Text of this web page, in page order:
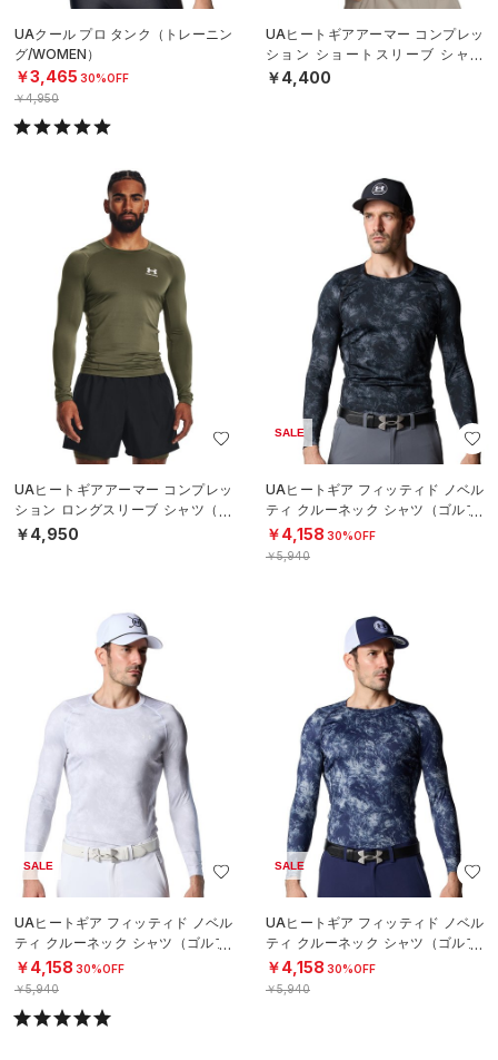
UAクール プロ タンク（トレーニン
グ/WOMEN）
￥3,465 30%OFF
￥4,950
UAヒートギアアーマー コンプレッ
ション ショートスリーブ シャツ
（トレーニング/MEN）
￥4,400
UAヒートギアアーマー コンプレッ
ション ロングスリーブ シャツ（ト
レーニング/MEN）
￥4,950
SALE
UAヒートギア フィッティド ノベル
ティ クルーネック シャツ（ゴルフ/
MEN）
￥4,158 30%OFF
￥5,940
SALE
UAヒートギア フィッティド ノベル
ティ クルーネック シャツ（ゴルフ/
MEN）
￥4,158 30%OFF
￥5,940
SALE
UAヒートギア フィッティド ノベル
ティ クルーネック シャツ（ゴルフ/
MEN）
￥4,158 30%OFF
￥5,940